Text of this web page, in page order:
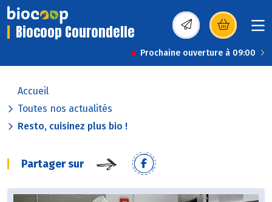
Biocoop Courondelle (s’ouvre dans une
Prochaine ouverture à 09:00
Accueil
Toutes nos actualités
Resto, cuisinez plus bio !
Partager sur